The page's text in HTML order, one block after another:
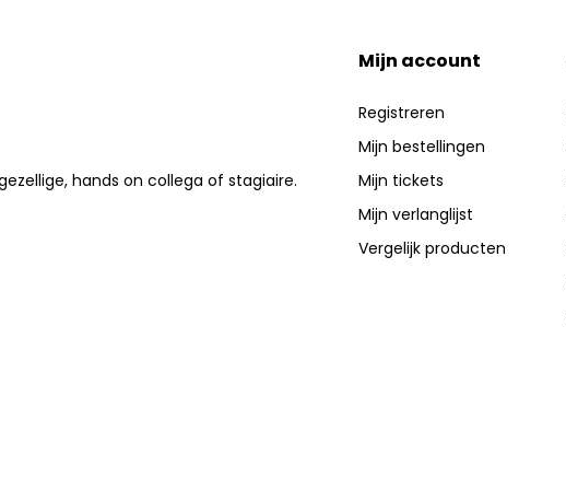
hands on collega of stagiaire.
Mijn account
Registreren
Mijn bestellingen
Mijn tickets
Mijn verlanglijst
Vergelijk producten